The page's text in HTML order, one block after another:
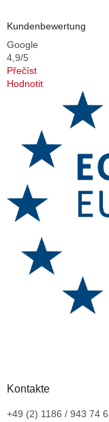
Kundenbewertung
Google
4,9/5
Přečíst
Hodnotit
Kontakte
+49 (2) 1186 / 943 74 6